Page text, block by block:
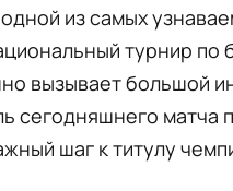
из самых
турнир по
вызывает большой
сегодняшнего матча
шаг к титулу